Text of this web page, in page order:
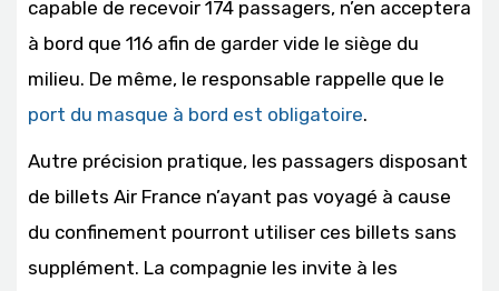
capable de recevoir 174 passagers, n’en acceptera
à bord que 116 afin de garder vide le siège du
milieu. De même, le responsable rappelle que le
port du masque à bord est obligatoire.
Autre précision pratique, les passagers disposant
de billets Air France n’ayant pas voyagé à cause
du confinement pourront utiliser ces billets sans
supplément. La compagnie les invite à les